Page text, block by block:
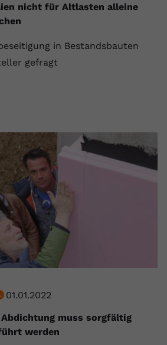
nicht für Altlasten alleine
in Bestandsbauten
gefragt
01.01.2022
muss sorgfältig
werden
verwendet.